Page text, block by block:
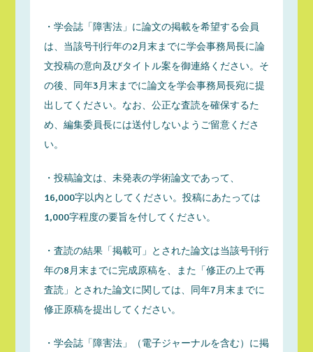
・学会誌「障害法」に論文の掲載を希望する会員
は、当該号刊行年の2月末までに学会事務局長に論
文投稿の意向及びタイトル案を御連絡ください。そ
の後、同年3月末までに論文を学会事務局長宛に提
出してください。なお、公正な査読を確保するた
め、編集委員長には送付しないようご留意くださ
い。
・投稿論文は、未発表の学術論文であって、
16,000字以内としてください。投稿にあたっては
1,000字程度の要旨を付してください。
・査読の結果「掲載可」とされた論文は当該号刊行
年の8月末までに完成原稿を、また「修正の上で再
査読」とされた論文に関しては、同年7月末までに
修正原稿を提出してください。
・学会誌「障害法」（電子ジャーナルを含む）に掲